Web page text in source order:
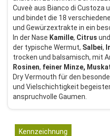
Cuveè aus Bianco di Custoza
und bindet die 18
und Gewürzextrakte in ein
In der Nase Kamille, Citrus und
der typische Wermut, Salbei,
trocken und balsamisch, mit
Rosinen, feiner Minze,
Dry Vermouth für den
und Vielschichtigkeit
anspruchvolle Gaumen.
Kennzeichnung